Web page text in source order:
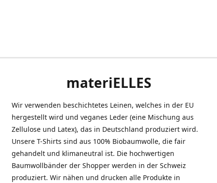
materiELLES
Wir verwenden beschichtetes Leinen, welches in der EU
hergestellt wird und veganes Leder (eine Mischung aus
Zellulose und Latex), das in Deutschland produziert wird.
Unsere T-Shirts sind aus 100% Biobaumwolle, die fair
gehandelt und klimaneutral ist. Die hochwertigen
Baumwollbänder der Shopper werden in der Schweiz
produziert. Wir nähen und drucken alle Produkte in